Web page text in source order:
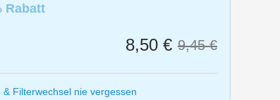
Rabatt
Gib den gewünschten Wert ein
8,50 € 9,45 €
Filterwechsel nie vergessen